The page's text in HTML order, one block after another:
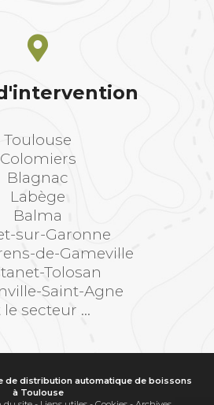
Toulouse
Colomiers
Blagnac
Labège
Balma
sur-Garonne
de-Gameville
Tolosan
Saint-Agne
le secteur ...
de distribution automatique de boissons
à Toulouse